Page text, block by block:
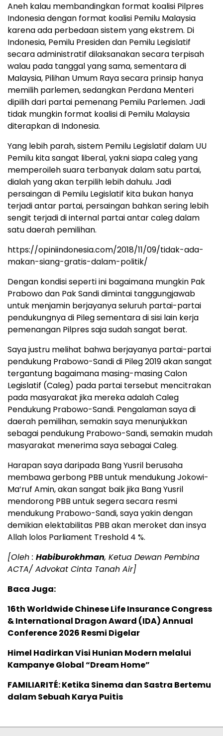
Aneh kalau membandingkan format koalisi Pilpres
Indonesia dengan format koalisi Pemilu Malaysia
karena ada perbedaan sistem yang ekstrem. Di
Indonesia, Pemilu Presiden dan Pemilu Legislatif
secara administratif dilaksanakan secara terpisah
walau pada tanggal yang sama, sementara di
Malaysia, Pilihan Umum Raya secara prinsip hanya
memilih parlemen, sedangkan Perdana Menteri
dipilih dari partai pemenang Pemilu Parlemen. Jadi
tidak mungkin format koalisi di Pemilu Malaysia
diterapkan di Indonesia.
Yang lebih parah, sistem Pemilu Legislatif dalam UU
Pemilu kita sangat liberal, yakni siapa caleg yang
memperoileh suara terbanyak dalam satu partai,
dialah yang akan terpilih lebih dahulu. Jadi
persaingan di Pemilu Legislatif kita bukan hanya
terjadi antar partai, persaingan bahkan sering lebih
sengit terjadi di internal partai antar caleg dalam
satu daerah pemilihan.
https://opiniindonesia.com/2018/11/09/tidak-ada-
makan-siang-gratis-dalam-politik/
Dengan kondisi seperti ini bagaimana mungkin Pak
Prabowo dan Pak Sandi dimintai tanggungjawab
untuk menjamin berjayanya seluruh partai-partai
pendukungnya di Pileg sementara di sisi lain kerja
pemenangan Pilpres saja sudah sangat berat.
Saya justru melihat bahwa berjayanya partai-partai
pendukung Prabowo-Sandi di Pileg 2019 akan sangat
tergantung bagaimana masing-masing Calon
Legislatif (Caleg) pada partai tersebut mencitrakan
pada masyarakat jika mereka adalah Caleg
Pendukung Prabowo-Sandi. Pengalaman saya di
daerah pemilihan, semakin saya menunjukkan
sebagai pendukung Prabowo-Sandi, semakin mudah
masyarakat menerima saya sebagai Caleg.
Harapan saya daripada Bang Yusril berusaha
membawa gerbong PBB untuk mendukung Jokowi-
Ma’ruf Amin, akan sangat baik jika Bang Yusril
mendorong PBB untuk segera secara resmi
mendukung Prabowo-Sandi, saya yakin dengan
demikian elektabilitas PBB akan meroket dan insya
Allah lolos Parliament Treshold 4 %.
[Oleh : Habiburokhman, Ketua Dewan Pembina
ACTA/ Advokat Cinta Tanah Air]
Baca Juga:
16th Worldwide Chinese Life Insurance Congress
& International Dragon Award (IDA) Annual
Conference 2026 Resmi Digelar
Himel Hadirkan Visi Hunian Modern melalui
Kampanye Global “Dream Home”
FAMILIARITÉ: Ketika Sinema dan Sastra Bertemu
dalam Sebuah Karya Puitis